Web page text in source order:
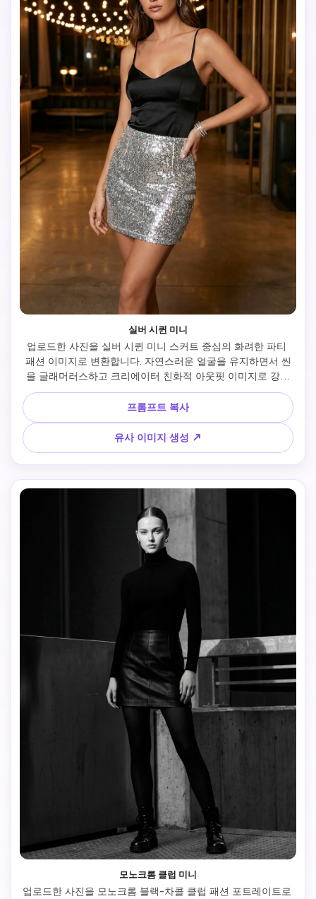
실버 시퀸 미니
업로드한 사진을 실버 시퀸 미니 스커트 중심의 화려한 파티
패션 이미지로 변환합니다. 자연스러운 얼굴을 유지하면서 씬
을 글래머러스하고 크리에이터 친화적 아웃핏 이미지로 강화
합니다. 전신 포즈, 리얼 스파클 질감, 슬림 상의, 미묘한 메탈
악세사리, 밝은 나이트조명. 세련된 저녁 배경, 반사 악센트, 깨
끗한 구성. 결과물은 축제 분위기, 고급스럽고 포토제닉하며
파티웨어 트렌드 소개에 효과적입니다.
프롬프트 복사
유사 이미지 생성 ↗
모노크롬 클럽 미니
업로드한 사진을 모노크롬 블랙-차콜 클럽 패션 포트레이트로